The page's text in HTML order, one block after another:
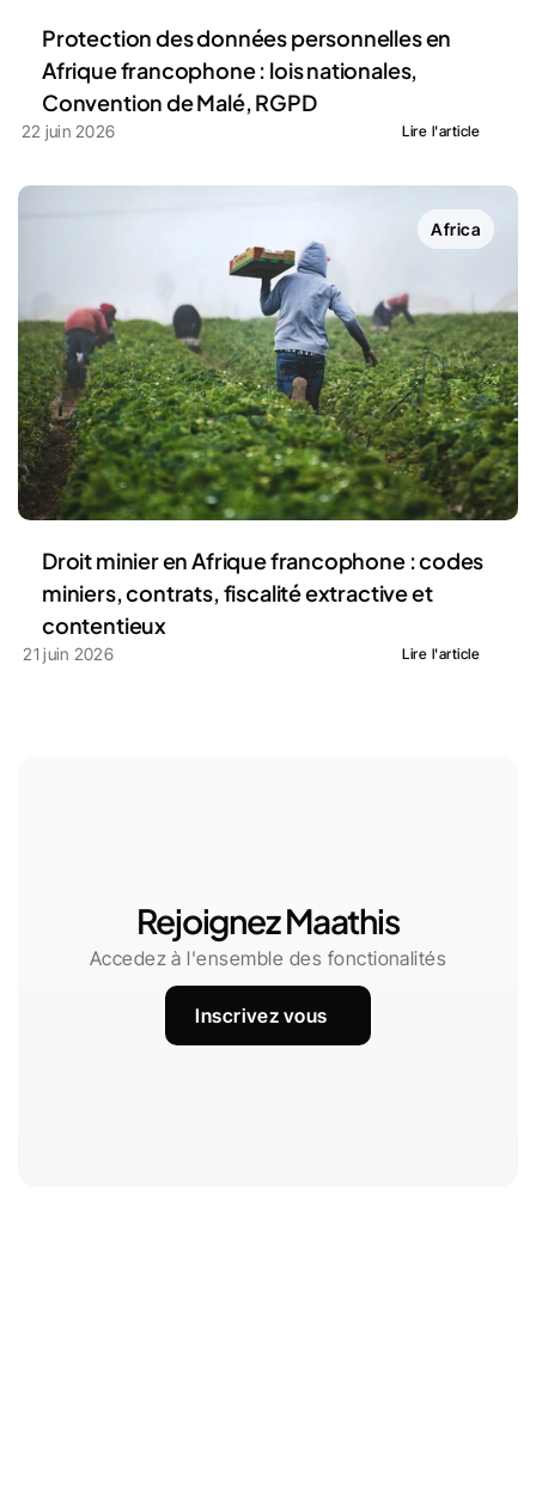
Protection des données personnelles en
Afrique francophone : lois nationales,
Convention de Malé, RGPD
22 juin 2026 Lire l'article
Africa
Droit minier en Afrique francophone : codes
miniers, contrats, fiscalité extractive et
contentieux
21 juin 2026 Lire l'article
Rejoignez Maathis
Accedez à l'ensemble des fonctionalités
Inscrivez vous